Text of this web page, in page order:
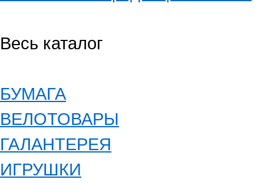
Весь каталог
БУМАГА
ВЕЛОТОВАРЫ
ГАЛАНТЕРЕЯ
ИГРУШКИ